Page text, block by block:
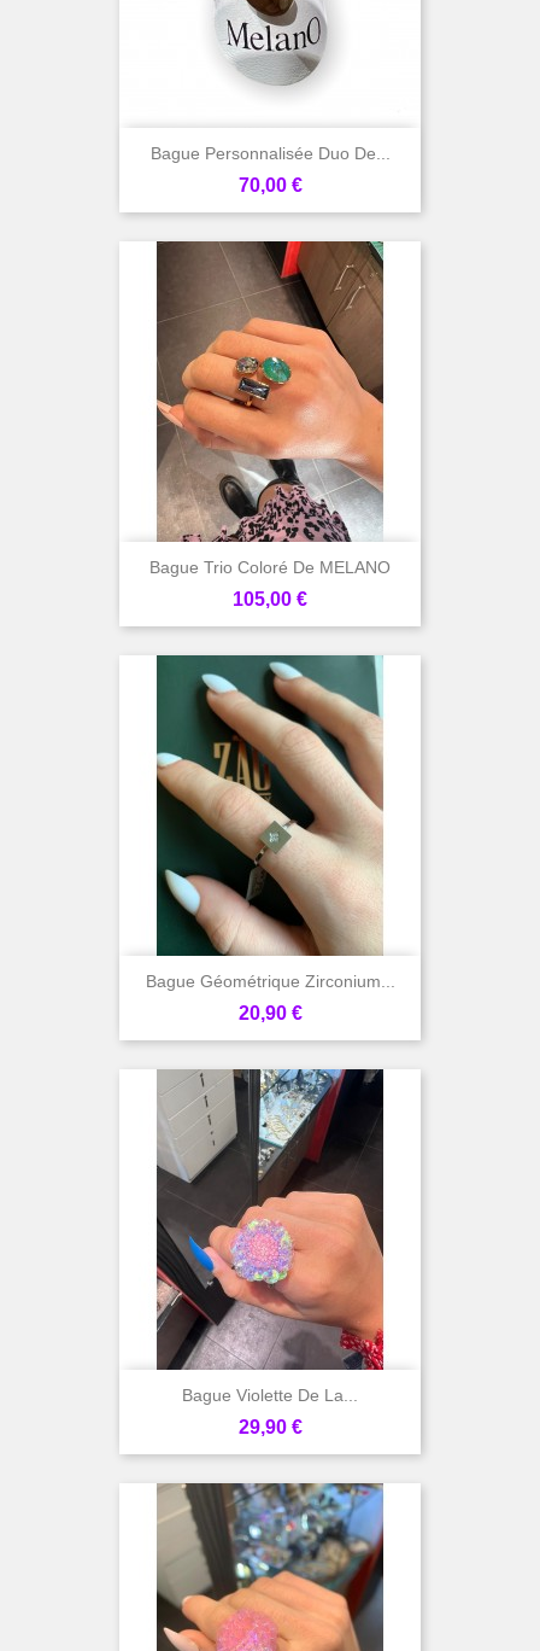
Bague Personnalisée Duo De...
Prix
70,00 €
Bague Trio Coloré De MELANO
Prix
105,00 €
Bague Géométrique Zirconium...
Prix
20,90 €
Bague Violette De La...
Prix
29,90 €